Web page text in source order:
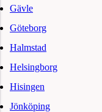
Gävle
Göteborg
Halmstad
Helsingborg
Hisingen
Jönköping